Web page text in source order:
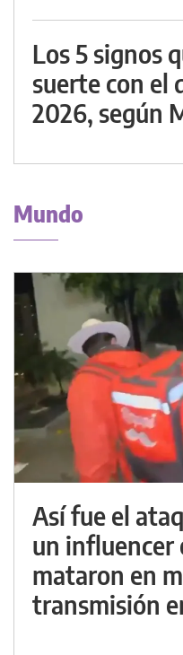
Los 5 signos
suerte con el
2026, según
Mundo
Así fue el
un influencer
mataron en
transmisión